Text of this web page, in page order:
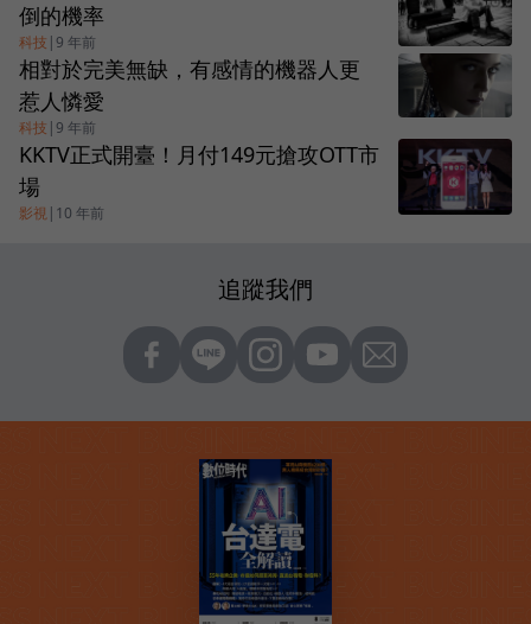
倒的機率
科技 | 9 年前
相對於完美無缺，有感情的機器人更
惹人憐愛
科技 | 9 年前
KKTV正式開臺！月付149元搶攻OTT市
場
影視| 10 年前
追蹤我們